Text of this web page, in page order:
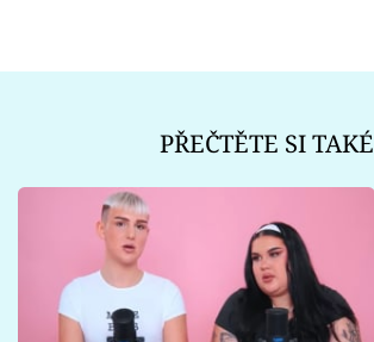
PŘEČTĚTE SI TAKÉ